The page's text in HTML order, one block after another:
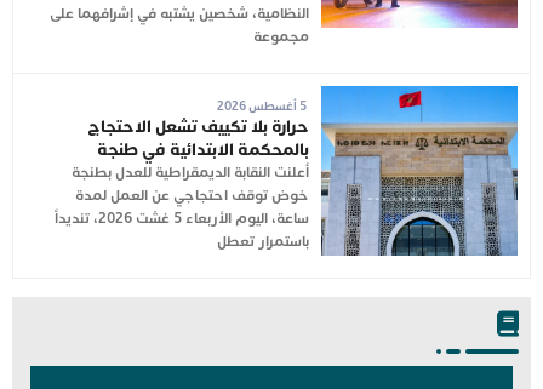
النظامية، شخصين يشتبه في إشرافهما على
مجموعة
5 أغسطس 2026
حرارة بلا تكييف تشعل الاحتجاج
بالمحكمة الابتدائية في طنجة
أعلنت النقابة الديمقراطية للعدل بطنجة
خوض توقف احتجاجي عن العمل لمدة
ساعة، اليوم الأربعاء 5 غشت 2026، تنديداً
باستمرار تعطل